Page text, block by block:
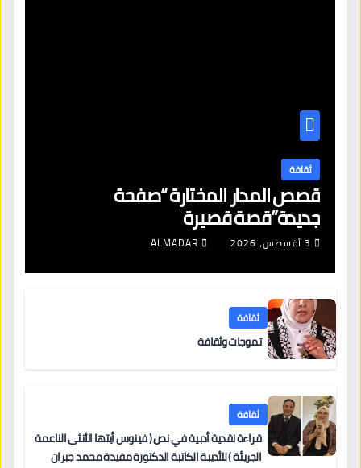
ثقافة
قصص المدار المختارة “صفحة
جديدة”قصة قصيرة
3 أغسطس، 2026 ALMADAR
ثقافة
تموجات وثقافة
ثقافة
قراءة نقدية أدبية في نص ( فينوس أيتها الأنثى الناعمة
الجريئة ) للأديبة الكاتبة الدكتورة مفيدة محمد جبران